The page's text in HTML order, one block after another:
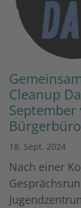
Cleanup
Bürgerbüro
18. Sept. 2024
Nach einer